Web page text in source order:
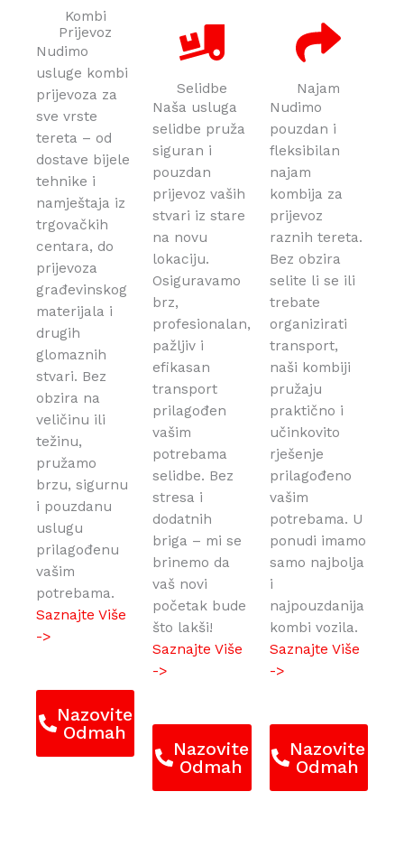
Kombi
Prijevoz
Nudimo
usluge kombi
prijevoza za
sve vrste
tereta – od
dostave bijele
tehnike i
namještaja iz
trgovačkih
centara, do
prijevoza
građevinskog
materijala i
drugih
glomaznih
stvari. Bez
obzira na
veličinu ili
težinu,
pružamo
brzu, sigurnu
i pouzdanu
uslugu
prilagođenu
vašim
potrebama.
Saznajte Više
->
Nazovite
Odmah
Selidbe
Naša usluga
selidbe pruža
siguran i
pouzdan
prijevoz vaših
stvari iz stare
na novu
lokaciju.
Osiguravamo
brz,
profesionalan,
pažljiv i
efikasan
transport
prilagođen
vašim
potrebama
selidbe. Bez
stresa i
dodatnih
briga – mi se
brinemo da
vaš novi
početak bude
što lakši!
Saznajte Više
->
Nazovite
Odmah
Najam
Nudimo
pouzdan i
fleksibilan
najam
kombija za
prijevoz
raznih tereta.
Bez obzira
selite li se ili
trebate
organizirati
transport,
naši kombiji
pružaju
praktično i
učinkovito
rješenje
prilagođeno
vašim
potrebama. U
ponudi imamo
samo najbolja
i
najpouzdanija
kombi vozila.
Saznajte Više
->
Nazovite
Odmah